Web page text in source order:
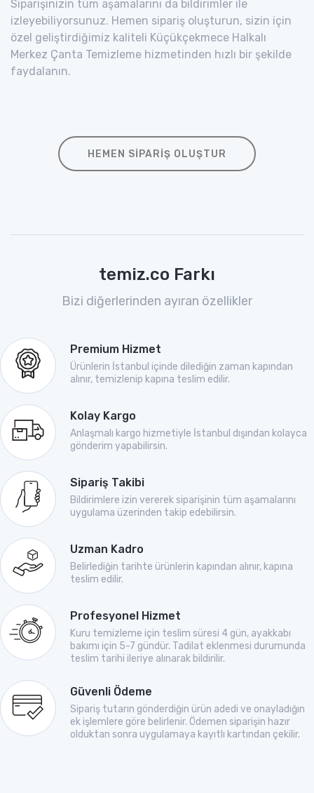
Siparişinizin tüm aşamalarını da bildirimler ile
izleyebiliyorsunuz. Hemen sipariş oluşturun, sizin için
özel geliştirdiğimiz kaliteli Küçükçekmece Halkalı
Merkez Çanta Temizleme hizmetinden hızlı bir şekilde
faydalanın.
HEMEN SIPARIŞ OLUŞTUR
temiz.co Farkı
Bizi diğerlerinden ayıran özellikler
Premium Hizmet
Ürünlerin İstanbul içinde dilediğin zaman kapından
alınır, temizlenip kapına teslim edilir.
Kolay Kargo
Anlaşmalı kargo hizmetiyle İstanbul dışından kolayca
gönderim yapabilirsin.
Sipariş Takibi
Bildirimlere izin vererek siparişinin tüm aşamalarını
uygulama üzerinden takip edebilirsin.
Uzman Kadro
Belirlediğin tarihte ürünlerin kapından alınır, kapına
teslim edilir.
Profesyonel Hizmet
Kuru temizleme için teslim süresi 4 gün, ayakkabı
bakımı için 5-7 gündür. Tadilat eklenmesi durumunda
teslim tarihi ileriye alınarak bildirilir.
Güvenli Ödeme
Sipariş tutarın gönderdiğin ürün adedi ve onayladığın
ek işlemlere göre belirlenir. Ödemen siparişin hazır
olduktan sonra uygulamaya kayıtlı kartından çekilir.